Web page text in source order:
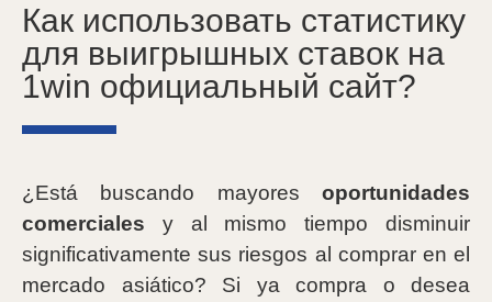
Как использовать статистику
для выигрышных ставок на
1win официальный сайт?
¿Está buscando mayores oportunidades
comerciales y al mismo tiempo disminuir
significativamente sus riesgos al comprar en el
mercado asiático? Si ya compra o desea